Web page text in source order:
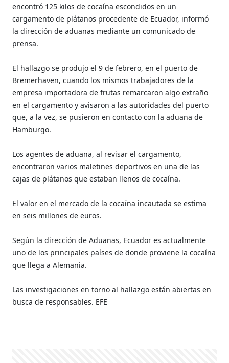
encontró 125 kilos de cocaína escondidos en un
cargamento de plátanos procedente de Ecuador, informó
la dirección de aduanas mediante un comunicado de
prensa.
El hallazgo se produjo el 9 de febrero, en el puerto de
Bremerhaven, cuando los mismos trabajadores de la
empresa importadora de frutas remarcaron algo extraño
en el cargamento y avisaron a las autoridades del puerto
que, a la vez, se pusieron en contacto con la aduana de
Hamburgo.
Los agentes de aduana, al revisar el cargamento,
encontraron varios maletines deportivos en una de las
cajas de plátanos que estaban llenos de cocaína.
El valor en el mercado de la cocaína incautada se estima
en seis millones de euros.
Según la dirección de Aduanas, Ecuador es actualmente
uno de los principales países de donde proviene la cocaína
que llega a Alemania.
Las investigaciones en torno al hallazgo están abiertas en
busca de responsables. EFE